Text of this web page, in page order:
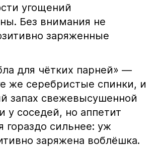
угощений
Без внимания не
заряженные
для чётких парней» —
же серебристые спинки, и
запах свежевысушенной
у соседей, но аппетит
гораздо сильнее: уж
заряжена воблёшка.